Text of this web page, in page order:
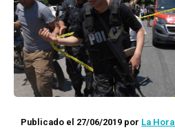
Publicado el 27/06/2019 por La